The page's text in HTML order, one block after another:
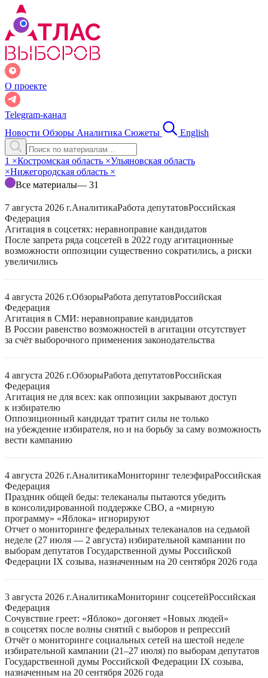
О проекте
Telegram-канал
Новости Обзоры Аналитика Сюжеты English
1 ×Костромская область ×Ульяновская область
×Нижегородская область ×
Все материалы— 31
7 августа 2026 г.АналитикаРабота депутатовРоссийская
Федерация
Агитация в соцсетях: неравноправие кандидатов
После запрета ряда соцсетей в 2022 году агитационные
возможности оппозиции существенно сократились, а риски
увеличились
4 августа 2026 г.ОбзорыРабота депутатовРоссийская
Федерация
Агитация в СМИ: неравноправие кандидатов
В России равенство возможностей в агитации отсутствует
за счёт выборочного применения законодательства
4 августа 2026 г.ОбзорыРабота депутатовРоссийская
Федерация
Агитация не для всех: как оппозиции закрывают доступ
к избирателю
Оппозиционный кандидат тратит силы не только
на убеждение избирателя, но и на борьбу за саму возможность
вести кампанию
4 августа 2026 г.АналитикаМониторинг телеэфираРоссийская
Федерация
Праздник общей беды: телеканалы пытаются убедить
в консолидированной поддержке СВО, а «мирную
программу» «Яблока» игнорируют
Отчет о мониторинге федеральных телеканалов на седьмой
неделе (27 июля — 2 августа) избирательной кампании по
выборам депутатов Государственной думы Российской
Федерации IX созыва, назначенным на 20 сентября 2026 года
3 августа 2026 г.АналитикаМониторинг соцсетейРоссийская
Федерация
Сочувствие греет: «Яблоко» догоняет «Новых людей»
в соцсетях после волны снятий с выборов и репрессий
Отчёт о мониторинге социальных сетей на шестой неделе
избирательной кампании (21–27 июля) по выборам депутатов
Государственной думы Российской Федерации IX созыва,
назначенным на 20 сентября 2026 года